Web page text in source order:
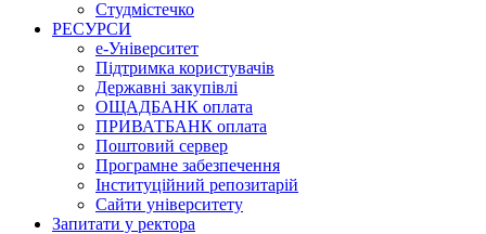
Студмістечко
РЕСУРСИ
е-Університет
Підтримка користувачів
Державні закупівлі
ОЩАДБАНК оплата
ПРИВАТБАНК оплата
Поштовий сервер
Програмне забезпечення
Інституційний репозитарій
Сайти університету
Запитати у ректора